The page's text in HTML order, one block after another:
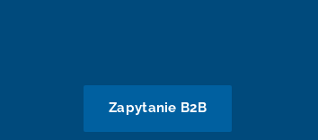
Zapytanie B2B